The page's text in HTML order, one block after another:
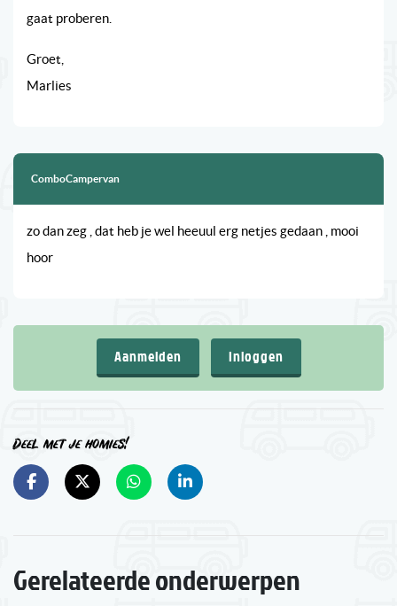
gaat proberen.
Groet,
Marlies
ComboCampervan
zo dan zeg , dat heb je wel heeuul erg netjes gedaan , mooi
hoor
Aanmelden Inloggen
Deel met je homies!
Gerelateerde onderwerpen